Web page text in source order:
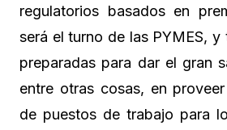
regulatorios basados en
será el turno de las PYMES, y
preparadas para dar el gran
entre otras cosas, en
de puestos de trabajo para